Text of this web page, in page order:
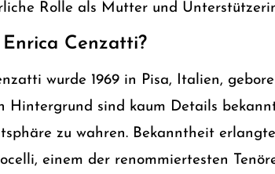
Rolle als Mutter und
Cenzatti?
wurde 1969 in Pisa, Italien,
Hintergrund sind kaum Details
zu wahren. Bekanntheit
einem der renommiertesten